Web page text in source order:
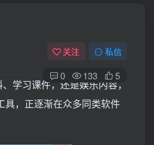
关注 私信
0 133 5
学习课件，还是娱乐内容，
具，正逐渐在众多同类软件